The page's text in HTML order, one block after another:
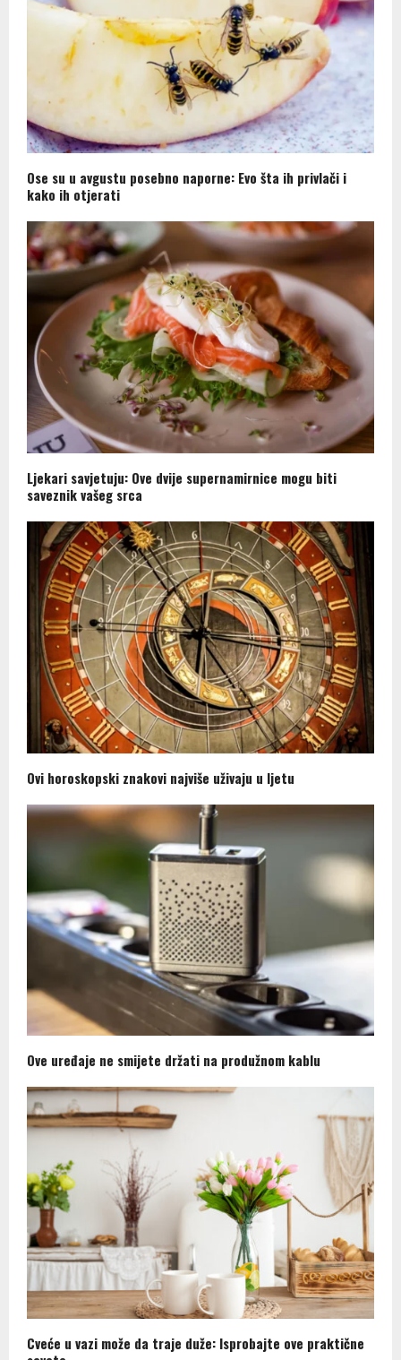
Ose su u avgustu posebno naporne: Evo šta ih privlači i
kako ih otjerati
Ljekari savjetuju: Ove dvije supernamirnice mogu biti
saveznik vašeg srca
Ovi horoskopski znakovi najviše uživaju u ljetu
Ove uređaje ne smijete držati na produžnom kablu
Cveće u vazi može da traje duže: Isprobajte ove praktične